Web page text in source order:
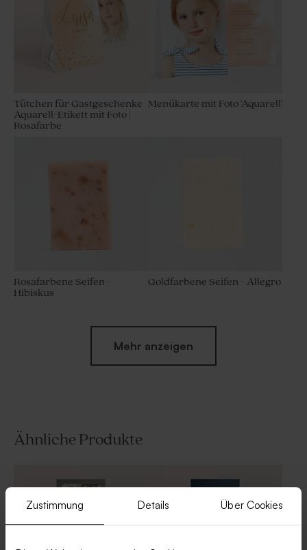
Zustimmung Details Über Cookies
Tütchen für Gastgeschenke
Aquarell-Etikett mit Foto |
Rosafarbe
Menükarte mit Foto 'Aquarell'
Rosafarbene Seifen -
Hibiskus
Goldfarbene Seifen - Allegro
Neu
Neu
Mehr anzeigen
Ähnliche Produkte